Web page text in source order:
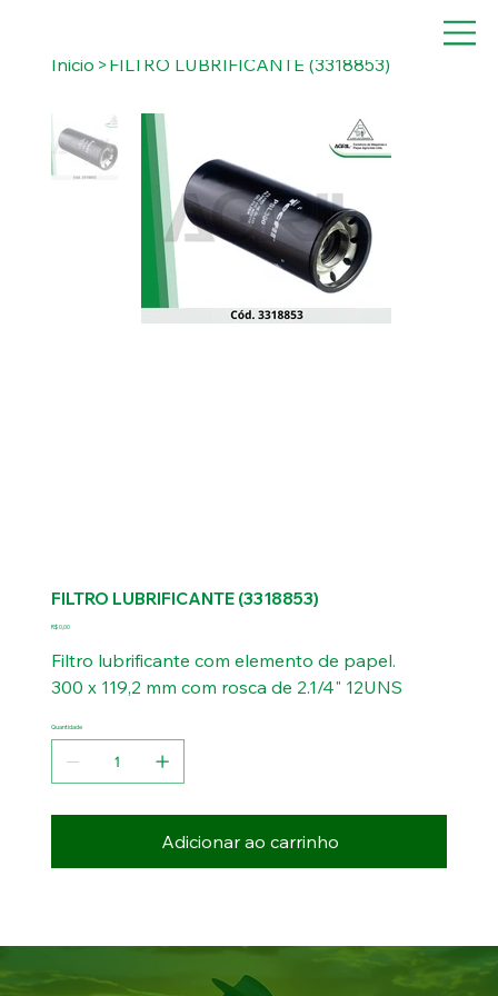
Inicio > FILTRO LUBRIFICANTE (3318853)
FILTRO LUBRIFICANTE (3318853)
Preço
R$ 0,00
Filtro lubrificante com elemento de papel.
300 x 119,2 mm com rosca de 2.1/4" 12UNS
Quantidade
Adicionar ao carrinho